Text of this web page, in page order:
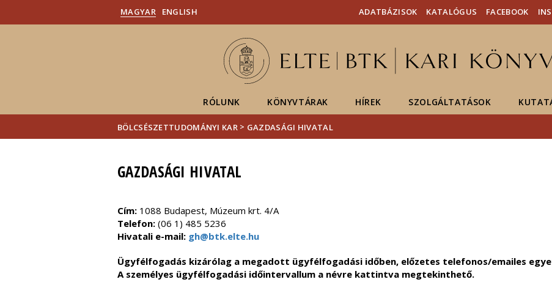
Hírek
Események
ELTE a
MAGYAR ENGLISH ADATBÁZISOK KATALÓGUS FACEBOOK
RÓLUNK KÖNYVTÁRAK HÍREK SZOLGÁLTATÁSOK
BÖLCSÉSZETTUDOMÁNYI KAR > GAZDASÁGI HIVATAL
GAZDASÁGI HIVATAL
Cím: 1088 Budapest, Múzeum krt. 4/A
Telefon: (06 1) 485 5236
Hivatali e-mail: gh@btk.elte.hu
Ügyfélfogadás kizárólag a megadott ügyfélfogadási időben, előzetes telefonos/emailes
A személyes ügyfélfogadási időintervallum a névre kattintva megtekinthető.